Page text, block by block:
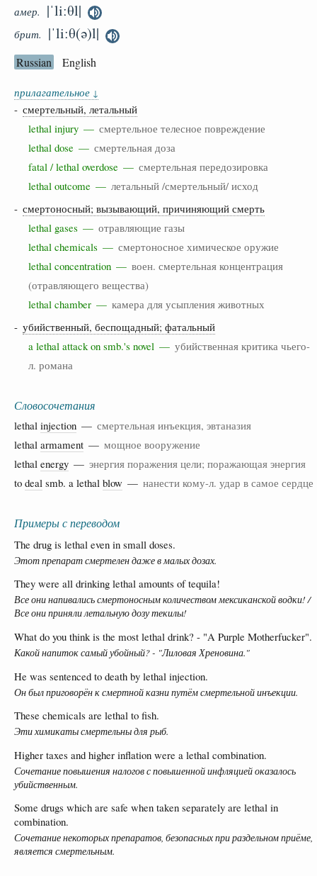
амер. |ˈliːθl|
брит. |ˈliːθ(ə)l|
Russian English
прилагательное ↓
- смертельный, летальный
lethal injury — смертельное телесное повреждение
lethal dose — смертельная доза
fatal / lethal overdose — смертельная передозировка
lethal outcome — летальный /смертельный/ исход
- смертоносный; вызывающий, причиняющий смерть
lethal gases — отравляющие газы
lethal chemicals — смертоносное химическое оружие
lethal concentration — воен. смертельная концентрация
(отравляющего вещества)
lethal chamber — камера для усыпления животных
- убийственный, беспощадный; фатальный
a lethal attack on smb.'s novel — убийственная критика чьего-
л. романа
Словосочетания
lethal injection — смертельная инъекция, эвтаназия
lethal armament — мощное вооружение
lethal energy — энергия поражения цели; поражающая энергия
to deal smb. a lethal blow — нанести кому-л. удар в самое сердце
Примеры с переводом
The drug is lethal even in small doses.
Этот препарат смертелен даже в малых дозах.
They were all drinking lethal amounts of tequila!
Все они напивались смертоносным количеством мексиканской водки! /
Все они приняли летальную дозу текилы!
What do you think is the most lethal drink? - "A Purple Motherfucker".
Какой напиток самый убойный? - "Лиловая Хреновина."
He was sentenced to death by lethal injection.
Он был приговорён к смертной казни путём смертельной инъекции.
These chemicals are lethal to fish.
Эти химикаты смертельны для рыб.
Higher taxes and higher inflation were a lethal combination.
Сочетание повышения налогов с повышенной инфляцией оказалось
убийственным.
Some drugs which are safe when taken separately are lethal in
combination.
Сочетание некоторых препаратов, безопасных при раздельном приёме,
является смертельным.